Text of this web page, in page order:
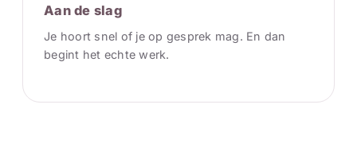
Aan de slag
Je hoort snel of je op gesprek mag. En dan
begint het echte werk.